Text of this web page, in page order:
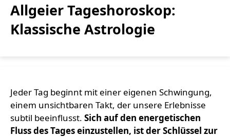
Allgeier Tageshoroskop:
Klassische Astrologie
Jeder Tag beginnt mit einer eigenen Schwingung,
einem unsichtbaren Takt, der unsere Erlebnisse
subtil beeinflusst. Sich auf den energetischen
Fluss des Tages einzustellen, ist der Schlüssel zur